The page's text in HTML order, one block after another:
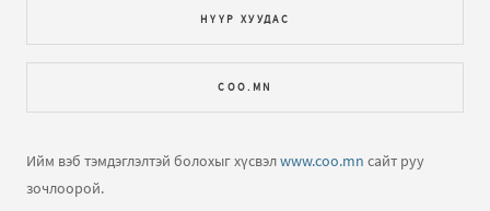
Утсаа алдсан тохиолдолд хэрхэн буцааж олох вэ? 2
бичлэгтJandos:nen
Утсаа алдсан тохиолдолд хэрхэн буцааж олох вэ?
oloh bolomjtoi ym bol
НҮҮР ХУУДАС
COO.MN
Ийм вэб тэмдэглэлтэй болохыг хүсвэлwww.coo.mn сайт руу
зочлоорой.